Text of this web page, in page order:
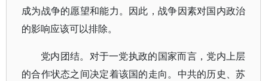
成为战争的愿望和能力。因此，战争因素对国内政治
的影响应该可以排除。
党内团结。对于一党执政的国家而言，党内上层
的合作状态之间决定着该国的走向。中共的历史、苏